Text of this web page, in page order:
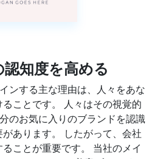
知度を高める
ンする主な理由は、人々をあな
ことです。 人々はその視覚的
のお気に入りのブランドを認識
あります。 したがって、会社
ことが重要です。 当社のメイ